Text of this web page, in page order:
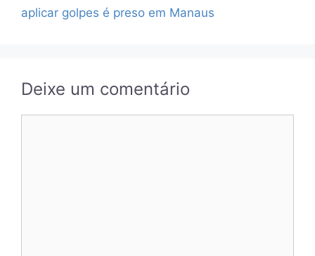
aplicar golpes é preso em Manaus
Deixe um comentário